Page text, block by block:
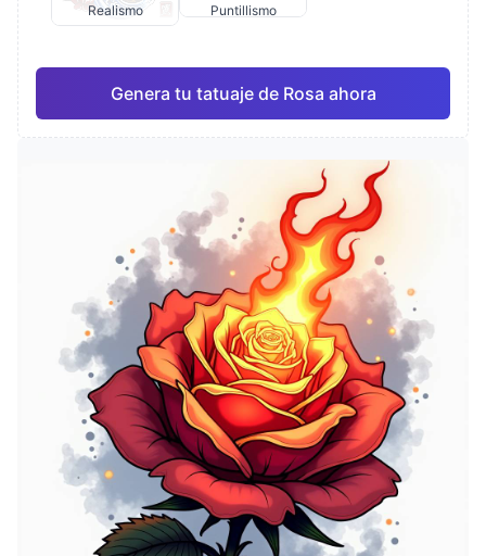
Realismo Puntillismo
Genera tu tatuaje de Rosa ahora